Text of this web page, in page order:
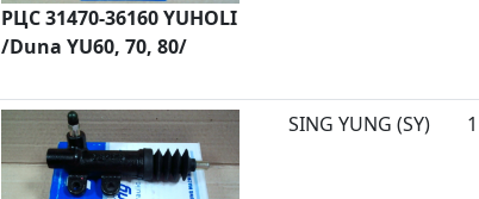
РЦС 31470-36160 YUHOLI
/Duna YU60, 70, 80/
SING YUNG (SY) 1